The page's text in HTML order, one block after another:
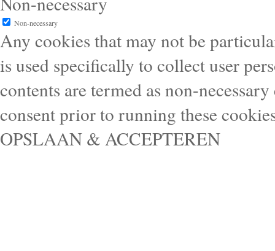
Non-necessary
Any cookies that may not be
is used specifically to collect user
contents are termed as non-
consent prior to running these
OPSLAAN & ACCEPTEREN